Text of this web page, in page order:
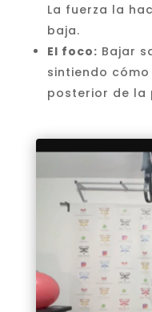
La fuerza la
baja.
El foco: Bajar
sintiendo
posterior de la